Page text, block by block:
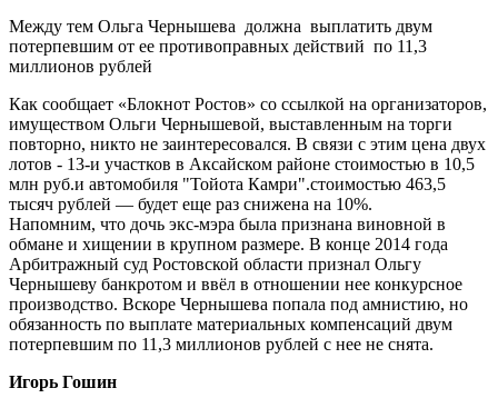
Между тем Ольга Чернышева должна выплатить двум
потерпевшим от ее противоправных действий по 11,3
миллионов рублей
Как сообщает «Блокнот Ростов» со ссылкой на организаторов,
имуществом Ольги Чернышевой, выставленным на торги
повторно, никто не заинтересовался. В связи с этим цена двух
лотов - 13-и участков в Аксайском районе стоимостью в 10,5
млн руб.и автомобиля "Тойота Камри".стоимостью 463,5
тысяч рублей — будет еще раз снижена на 10%.
Напомним, что дочь экс-мэра была признана виновной в
обмане и хищении в крупном размере. В конце 2014 года
Арбитражный суд Ростовской области признал Ольгу
Чернышеву банкротом и ввёл в отношении нее конкурсное
производство. Вскоре Чернышева попала под амнистию, но
обязанность по выплате материальных компенсаций двум
потерпевшим по 11,3 миллионов рублей с нее не снята.
Игорь Гошин